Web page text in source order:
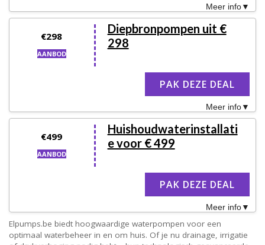
Meer info
€298
AANBOD
Diepbronpompen uit €
298
PAK DEZE DEAL
Meer info
€499
AANBOD
Huishoudwaterinstallati
e voor € 499
PAK DEZE DEAL
Meer info
Elpumps.be biedt hoogwaardige waterpompen voor een
optimaal waterbeheer in en om huis. Of je nu drainage, irrigatie